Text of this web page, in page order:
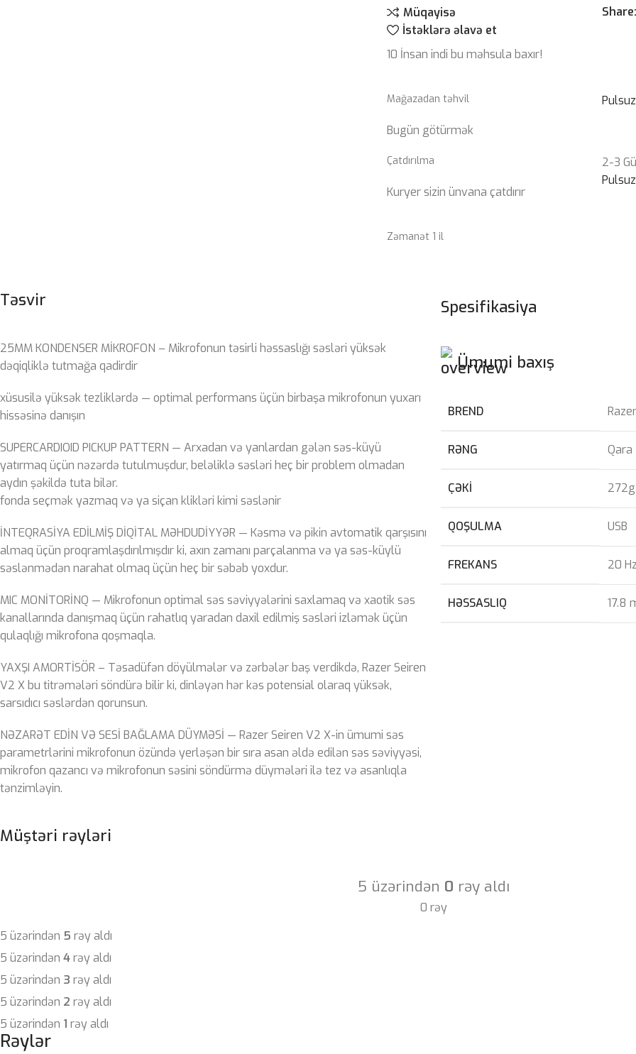
Müqayisə
İstəklərə əlavə et
10 İnsan indi bu məhsula baxır!
Mağazadan təhvil
Bugün götürmək
Pulsuz
Çatdırılma
Kuryer sizin ünvana çatdırır
2-3
Pulsuz
Zəmanət 1 il
Təsvir
25MM KONDENSER MİKROFON – Mikrofonun təsirli həssaslığı səsləri yüksək
dəqiqliklə tutmağa qadirdir
xüsusilə yüksək tezliklərdə — optimal performans üçün birbaşa mikrofonun yuxarı
hissəsinə danışın
SUPERCARDIOID PICKUP PATTERN — Arxadan və yanlardan gələn səs-küyü
yatırmaq üçün nəzərdə tutulmuşdur, beləliklə səsləri heç bir problem olmadan
aydın şəkildə tuta bilər.
fonda seçmək yazmaq və ya siçan klikləri kimi səslənir
İNTEQRASİYA EDİLMİŞ DİQİTAL MƏHDUDİYYƏR — Kəsmə və pikin avtomatik qarşısını
almaq üçün proqramlaşdırılmışdır ki, axın zamanı parçalanma və ya səs-küylü
səslənmədən narahat olmaq üçün heç bir səbəb yoxdur.
MIC MONİTORİNQ — Mikrofonun optimal səs səviyyələrini saxlamaq və xaotik səs
kanallarında danışmaq üçün rahatlıq yaradan daxil edilmiş səsləri izləmək üçün
qulaqlığı mikrofona qoşmaqla.
YAXŞI AMORTİSÖR – Təsadüfən döyülmələr və zərbələr baş verdikdə, Razer Seiren
V2 X bu titrəmələri söndürə bilir ki, dinləyən hər kəs potensial olaraq yüksək,
sarsıdıcı səslərdən qorunsun.
NƏZARƏT EDİN VƏ SESİ BAĞLAMA DÜYMƏSİ — Razer Seiren V2 X-in ümumi səs
parametrlərini mikrofonun özündə yerləşən bir sıra asan əldə edilən səs səviyyəsi,
mikrofon qazancı və mikrofonun səsini söndürmə düymələri ilə tez və asanlıqla
tənzimləyin.
Spesifikasiya
Ümumi baxış
BREND Razer
RƏNG Qara
ÇƏKI 272g
QOŞULMA USB
FREKANS 20
HƏSSASLIQ 17.8
Müştəri rəyləri
5 üzərindən 0 rəy aldı
0 rəy
5 üzərindən 5 rəy aldı
5 üzərindən 4rəy aldı
5 üzərindən 3 rəy aldı
5 üzərindən 2 rəy aldı
5 üzərindən 1 rəy aldı
Rəylər